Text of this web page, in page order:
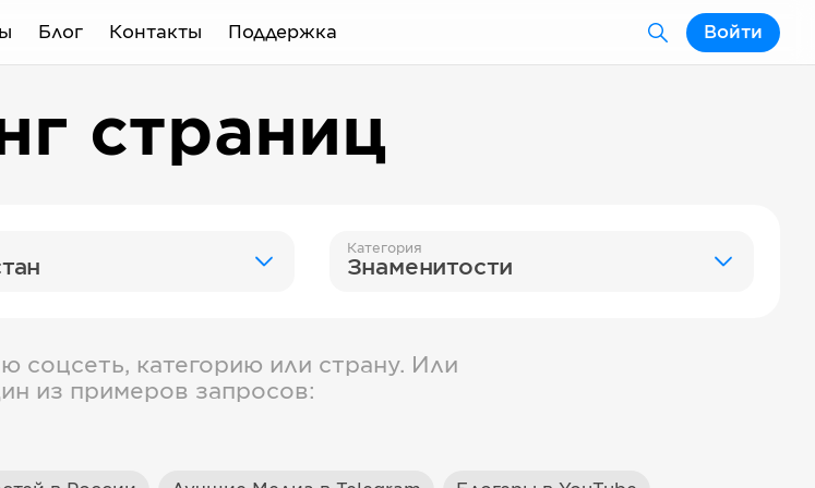
Блог Контакты Поддержка Войти
страниц
Категория
Знаменитости
соцсеть, категорию или страну. Или
из примеров запросов: